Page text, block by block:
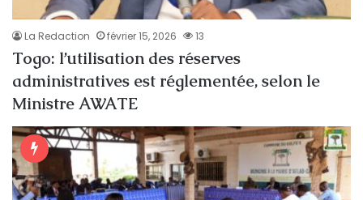
La Redaction février 15, 2026 13
Togo: l’utilisation des réserves
administratives est réglementée, selon le
Ministre AWATE